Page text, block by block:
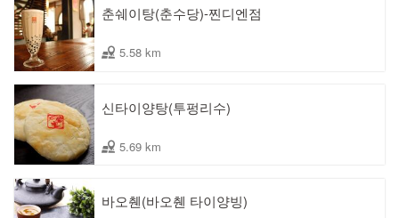
춘쉐이탕(춘수당)-찐디엔점
5.58 km
신타이양탕(투펑리수)
5.69 km
바오췐(바오췐 타이양빙)